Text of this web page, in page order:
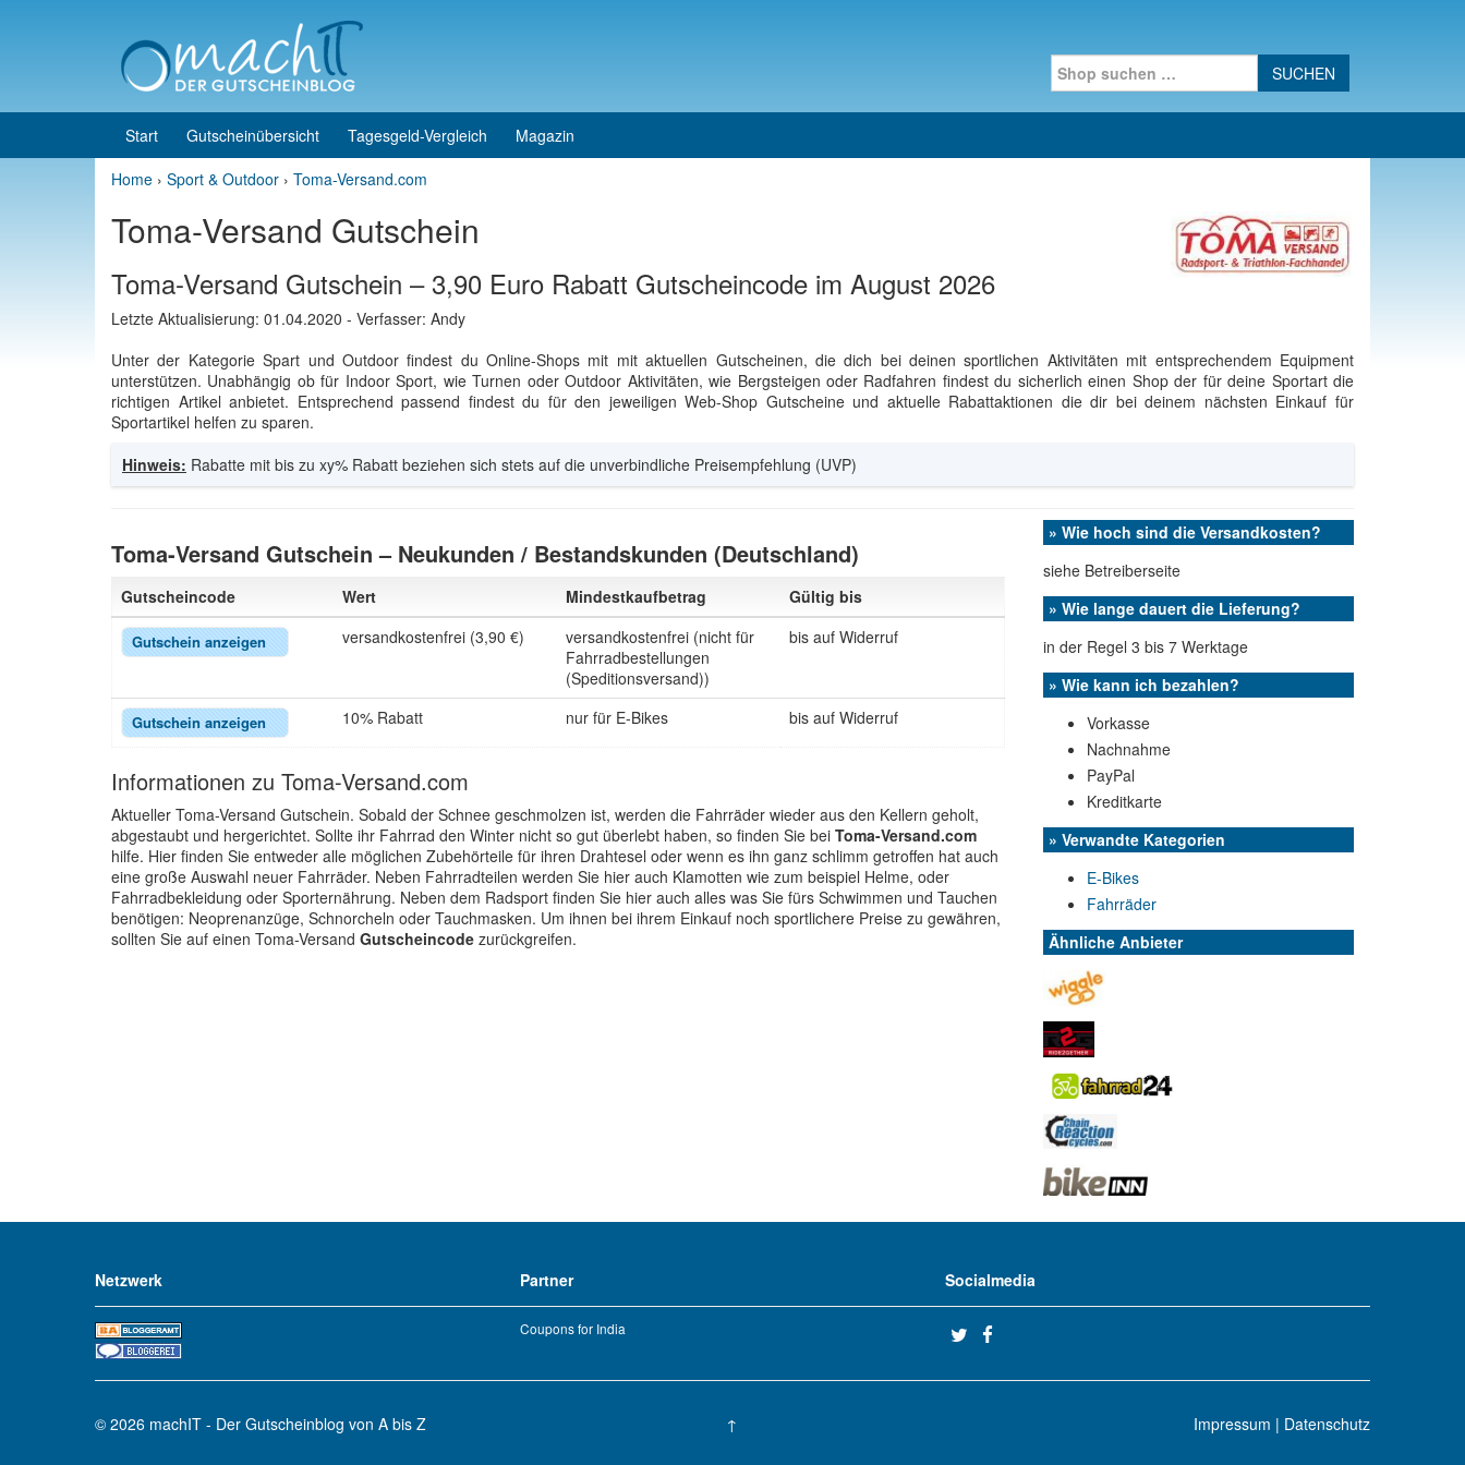
Search for:
Start Gutscheinübersicht Tagesgeld-Vergleich
Magazin
Home › Sport & Outdoor › Toma-Versand.com
Toma-Versand Gutschein
Toma-Versand Gutschein – 3,90 Euro Rabatt Gutscheincode im August 2026
Letzte Aktualisierung: 01.04.2020 - Verfasser: Andy
Unter der Kategorie Spart und Outdoor findest du Online-Shops mit mit aktuellen Gutscheinen, die dich bei deinen sportlichen Aktivitäten mit entsprechendem Equipment
unterstützen. Unabhängig ob für Indoor Sport, wie Turnen oder Outdoor Aktivitäten, wie Bergsteigen oder Radfahren findest du sicherlich einen Shop der für deine Sportart die
richtigen Artikel anbietet. Entsprechend passend findest du für den jeweiligen Web-Shop Gutscheine und aktuelle Rabattaktionen die dir bei deinem nächsten Einkauf für
Sportartikel helfen zu sparen.
Hinweis: Rabatte mit bis zu xy% Rabatt beziehen sich stets auf die unverbindliche Preisempfehlung (UVP)
Toma-Versand Gutschein – Neukunden / Bestandskunden (Deutschland)
Gutscheincode Wert Mindestkaufbetrag Gültig bis
Gutschein anzeigen versandkostenfrei (3,90 €)
versandkostenfrei (nicht für
Fahrradbestellungen
(Speditionsversand))
bis auf Widerruf
Gutschein anzeigen 10% Rabatt nur für E-Bikes bis auf Widerruf
Informationen zu Toma-Versand.com
Aktueller Toma-Versand Gutschein. Sobald der Schnee geschmolzen ist, werden die Fahrräder wieder aus den Kellern geholt,
abgestaubt und hergerichtet. Sollte ihr Fahrrad den Winter nicht so gut überlebt haben, so finden Sie bei Toma-Versand.com
hilfe. Hier finden Sie entweder alle möglichen Zubehörteile für ihren Drahtesel oder wenn es ihn ganz schlimm getroffen hat auch
eine große Auswahl neuer Fahrräder. Neben Fahrradteilen werden Sie hier auch Klamotten wie zum beispiel Helme, oder
Fahrradbekleidung oder Sporternährung. Neben dem Radsport finden Sie hier auch alles was Sie fürs Schwimmen und Tauchen
benötigen: Neoprenanzüge, Schnorcheln oder Tauchmasken. Um ihnen bei ihrem Einkauf noch sportlichere Preise zu gewähren,
sollten Sie auf einen Toma-Versand Gutscheincode zurückgreifen.
» Wie hoch sind die Versandkosten?
siehe Betreiberseite
» Wie lange dauert die Lieferung?
in der Regel 3 bis 7 Werktage
» Wie kann ich bezahlen?
Vorkasse
Nachnahme
PayPal
Kreditkarte
» Verwandte Kategorien
E-Bikes
Fahrräder
Ähnliche Anbieter
Netzwerk Partner
Coupons for India
Socialmedia
© 2026 machIT - Der Gutscheinblog von A bis Z Impressum | Datenschutz
↑